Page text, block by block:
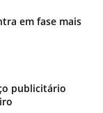
em fase mais
publicitário